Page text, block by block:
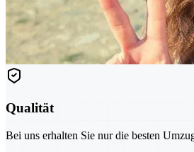
Qualität
Bei uns erhalten Sie nur die besten